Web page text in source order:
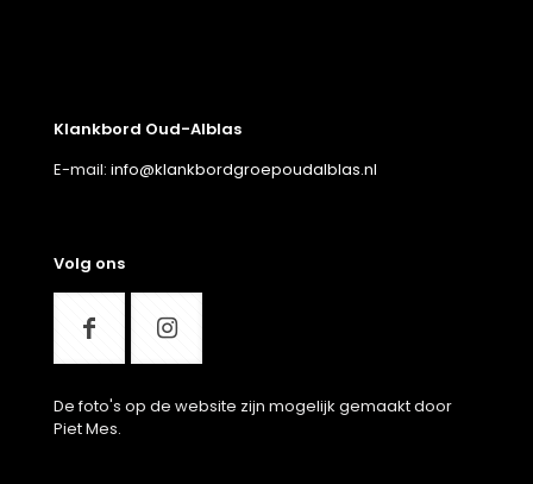
Klankbord Oud-Alblas
E-mail: info@klankbordgroepoudalblas.nl
Volg ons
De foto's op de website zijn mogelijk gemaakt door
Piet Mes.